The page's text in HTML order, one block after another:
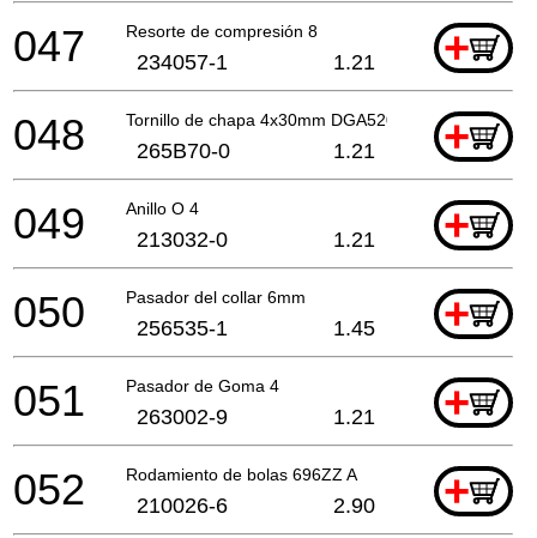
Resorte de compresión 8 +
047 234057-1 1.21
Tornillo de chapa 4x30mm DGA520 +
048 265B70-0 1.21
Anillo O 4 +
049 213032-0 1.21
Pasador del collar 6mm +
050 256535-1 1.45
Pasador de Goma 4 +
051 263002-9 1.21
Rodamiento de bolas 696ZZ A +
052 210026-6 2.90